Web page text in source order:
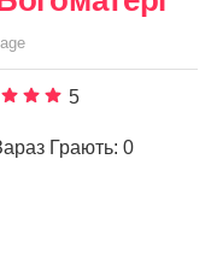
5
Грають: 0